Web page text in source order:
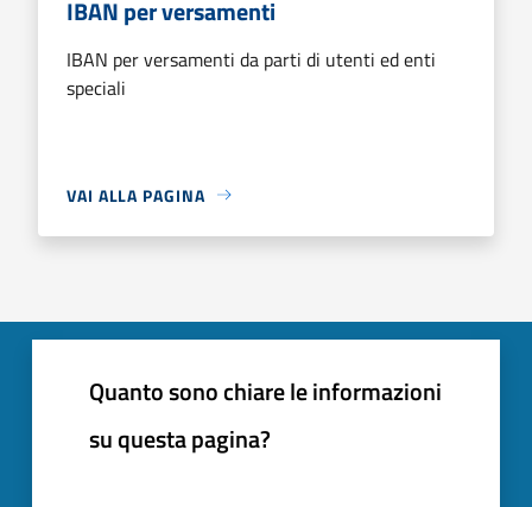
IBAN per versamenti
IBAN per versamenti da parti di utenti ed enti
speciali
VAI ALLA PAGINA
Quanto sono chiare le informazioni
su questa pagina?